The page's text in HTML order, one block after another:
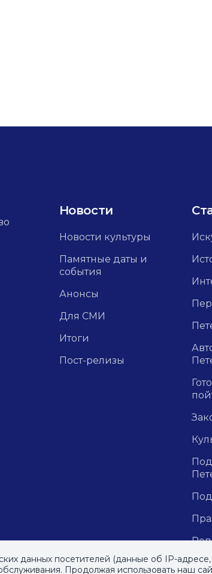
Новости
Новости культуры
Памятные даты и
события
Анонсы
Для СМИ
Итоги
Пост-релизы
данных посетителей (данные об IP-
Продолжая использовать наш